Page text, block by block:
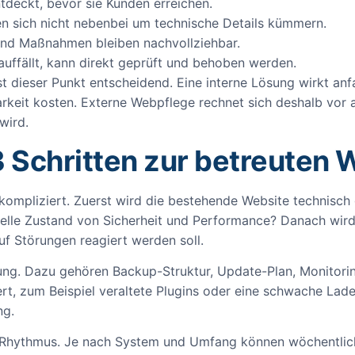
bevor sie Kunden erreichen.
sich nicht nebenbei um technische Details kümmern.
Maßnahmen bleiben nachvollziehbar.
kann direkt geprüft und behoben werden.
dieser Punkt entscheidend. Eine interne Lösung wirkt
kosten. Externe Webpflege rechnet sich deshalb
Schritten zur betreuten
Zuerst wird die bestehende Website
Zustand von Sicherheit und Performance? Danach
Störungen reagiert werden soll.
Dazu gehören Backup-Struktur, Update-Plan,
zum Beispiel veraltete Plugins oder eine schwache
Je nach System und Umfang können